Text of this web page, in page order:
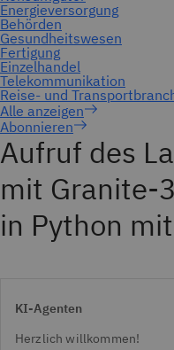
Abonnieren
Aufruf des
mit
in Python
KI-Agenten
Herzlich willkommen!